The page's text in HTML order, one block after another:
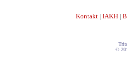
Kontakt | IAKH |
©